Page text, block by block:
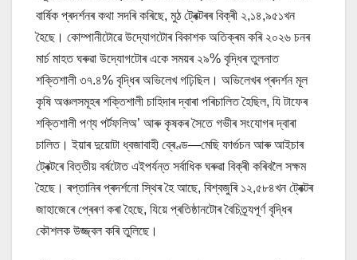
বাৰ্ষিক প্ৰদৰ্শনৰ কথা সদৰি কৰিছে, মুঠ ট্ৰেক্টৰৰ বিক্ৰী ২,১৪,৯৫১খন
হৈছে। কোম্পানীটোৱে উদ্যোগটোৰ বিকাশক অতিক্ৰম কৰি ২০২৬ চনৰ
মাৰ্চ মাহত ঘৰুৱা উদ্যোগটোৰ একে সময়ৰ ২৯% বৃদ্ধিৰ তুলনাত
শক্তিশালী ৩৭.৪% বৃদ্ধিৰ অভিলেখ গঢ়িছিল। অভিলেখৰ প্ৰদৰ্শন মূল
কৃষি অঞ্চলসমূহৰ শক্তিশালী চাহিদাৰ দ্বাৰা পৰিচালিত হৈছিল, যি টাফেৰ
শক্তিশালী পণ্য পৰ্টফলিঅ’ আৰু কৃষকৰ সৈতে গভীৰ সংযোগৰ দ্বাৰা
চালিত। ইয়াৰ দুয়োটা ধ্বজাবাহী ব্ৰেণ্ড—মেছি ফাৰ্গুচন আৰু আইচাৰ
ট্ৰেক্টৰে বিত্তীয় বৰ্ষটোত এইপৰ্যন্ত সৰ্বাধিক ঘৰুৱা বিক্ৰী কৰিবলৈ সক্ষম
হৈছে। ৰপ্তানিৰ প্ৰদৰ্শনো স্থিৰ হৈ আছে, বিশ্বজুৰি ১২,৫৮৪খন ট্ৰেক্টৰ
জাহাজেৰে প্ৰেৰণ কৰা হৈছে, যিয়ে প্ৰতিষ্ঠানটোৰ বৈচিত্ৰ্যপূৰ্ণ বৃদ্ধিৰ
কৌশলক উজ্জ্বল কৰি তুলিছে।